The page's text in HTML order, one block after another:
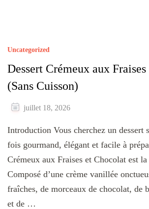
Uncategorized
Dessert Crémeux aux
(Sans Cuisson)
juillet 18, 2026
Introduction Vous cherchez un dessert
fois gourmand, élégant et facile à
Crémeux aux Fraises et Chocolat est
Composé d’une crème vanillée
fraîches, de morceaux de chocolat, de
et de …